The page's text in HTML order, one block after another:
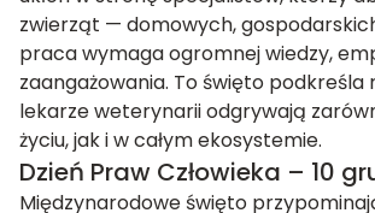
zwierząt — domowych,
praca wymaga ogromnej wiedzy,
zaangażowania. To święto podkreśla
lekarze weterynarii odgrywają
życiu, jak i w całym ekosystemie.
Dzień Praw Człowieka – 10
Międzynarodowe święto